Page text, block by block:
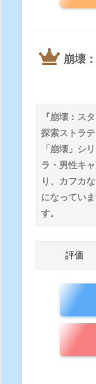
崩壊
『崩壊：ス
探索ストラ
「崩壊」シ
ラ・男性キ
り、カフカ
になってい
す。
評価